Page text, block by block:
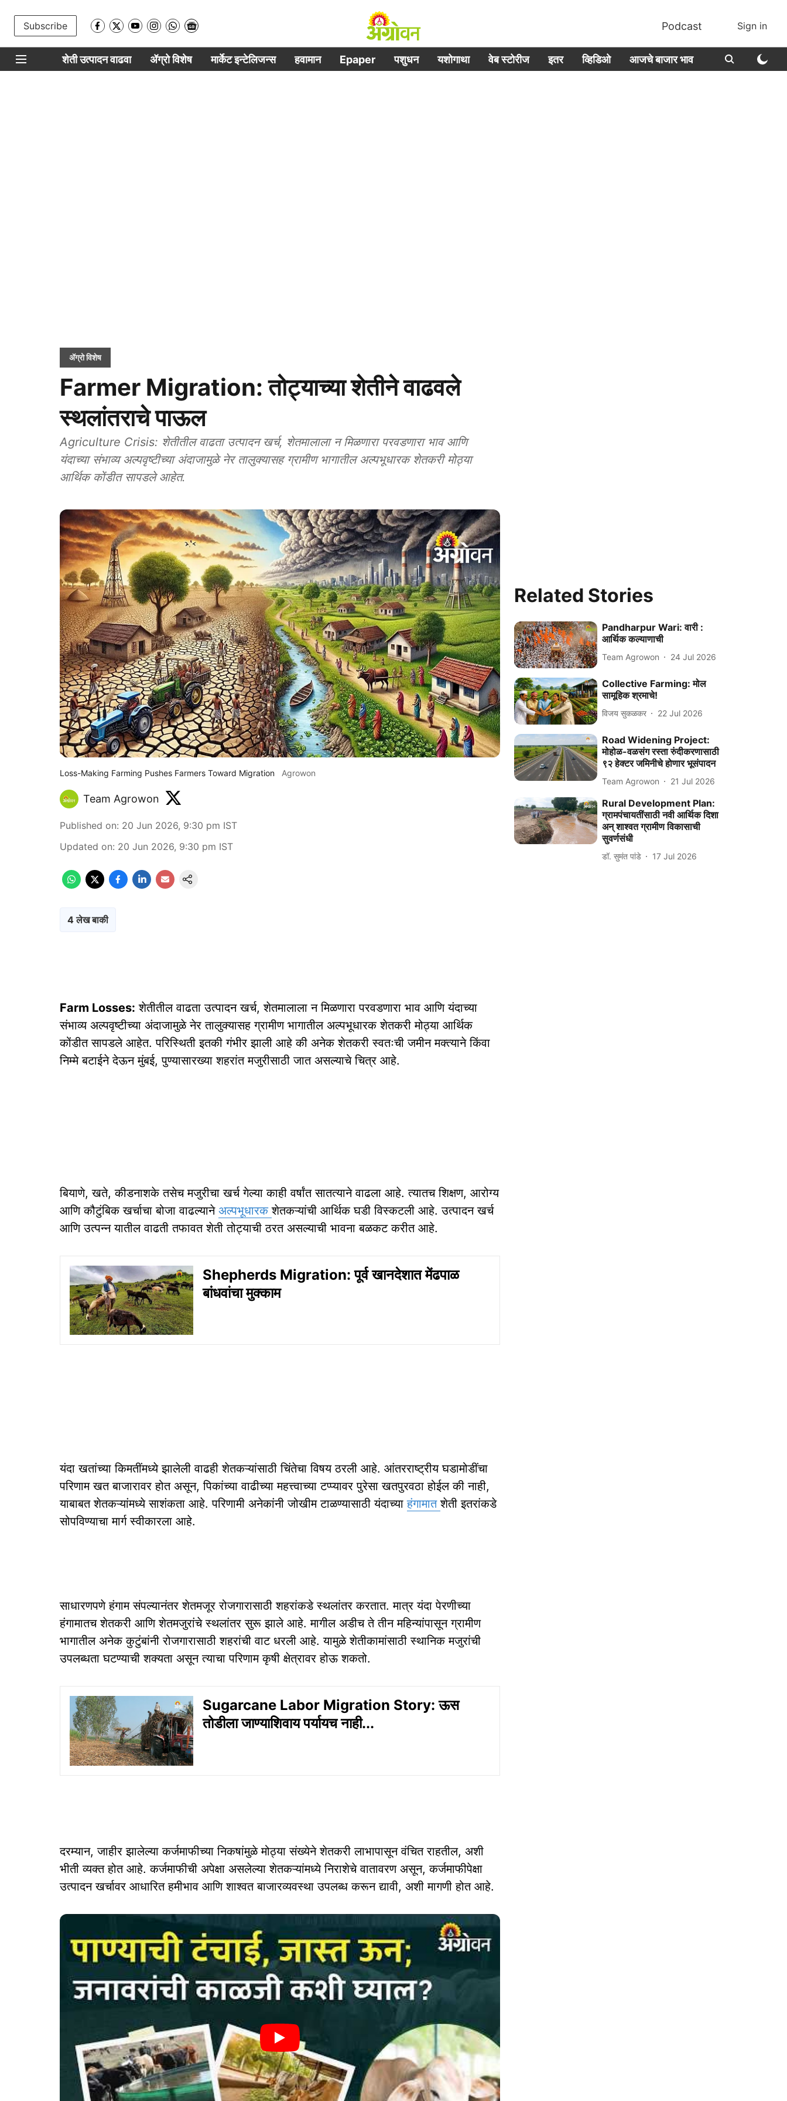
Subscribe Podcast Sign in
शेती उत्पादन वाढवा ॲग्रो विशेष मार्केट इन्टेलिजन्स हवामान Epaper पशुधन यशोगाथा वेब स्टोरीज इतर व्हिडिओ आजचे बाजार भाव
ॲग्रो विशेष
Farmer Migration: तोट्याच्या शेतीने वाढवले
स्थलांतराचे पाऊल
Agriculture Crisis: शेतीतील वाढता उत्पादन खर्च, शेतमालाला न मिळणारा परवडणारा भाव आणि
यंदाच्या संभाव्य अल्पवृष्टीच्या अंदाजामुळे नेर तालुक्यासह ग्रामीण भागातील अल्पभूधारक शेतकरी मोठ्या
आर्थिक कोंडीत सापडले आहेत.
Loss-Making Farming Pushes Farmers Toward Migration Agrowon
Team Agrowon
Published on: 20 Jun 2026, 9:30 pm IST
Updated on: 20 Jun 2026, 9:30 pm IST
4 लेख बाकी
Farm Losses: शेतीतील वाढता उत्पादन खर्च, शेतमालाला न मिळणारा परवडणारा भाव आणि यंदाच्या
संभाव्य अल्पवृष्टीच्या अंदाजामुळे नेर तालुक्यासह ग्रामीण भागातील अल्पभूधारक शेतकरी मोठ्या आर्थिक
कोंडीत सापडले आहेत. परिस्थिती इतकी गंभीर झाली आहे की अनेक शेतकरी स्वतःची जमीन मक्त्याने किंवा
निम्मे बटाईने देऊन मुंबई, पुण्यासारख्या शहरांत मजुरीसाठी जात असल्याचे चित्र आहे.
बियाणे, खते, कीडनाशके तसेच मजुरीचा खर्च गेल्या काही वर्षांत सातत्याने वाढला आहे. त्यातच शिक्षण, आरोग्य
आणि कौटुंबिक खर्चाचा बोजा वाढल्याने अल्पभूधारकशेतकऱ्यांची आर्थिक घडी विस्कटली आहे. उत्पादन खर्च
आणि उत्पन्न यातील वाढती तफावत शेती तोट्याची ठरत असल्याची भावना बळकट करीत आहे.
Shepherds Migration: पूर्व खानदेशात मेंढपाळ
बांधवांचा मुक्काम
यंदा खतांच्या किमतींमध्ये झालेली वाढही शेतकऱ्यांसाठी चिंतेचा विषय ठरली आहे. आंतरराष्ट्रीय घडामोडींचा
परिणाम खत बाजारावर होत असून, पिकांच्या वाढीच्या महत्त्वाच्या टप्प्यावर पुरेसा खतपुरवठा होईल की नाही,
याबाबत शेतकऱ्यांमध्ये साशंकता आहे. परिणामी अनेकांनी जोखीम टाळण्यासाठी यंदाच्याहंगामातशेती इतरांकडे
सोपविण्याचा मार्ग स्वीकारला आहे.
साधारणपणे हंगाम संपल्यानंतर शेतमजूर रोजगारासाठी शहरांकडे स्थलांतर करतात. मात्र यंदा पेरणीच्या
हंगामातच शेतकरी आणि शेतमजुरांचे स्थलांतर सुरू झाले आहे. मागील अडीच ते तीन महिन्यांपासून ग्रामीण
भागातील अनेक कुटुंबांनी रोजगारासाठी शहरांची वाट धरली आहे. यामुळे शेतीकामांसाठी स्थानिक मजुरांची
उपलब्धता घटण्याची शक्यता असून त्याचा परिणाम कृषी क्षेत्रावर होऊ शकतो.
Sugarcane Labor Migration Story: ऊस
तोडीला जाण्याशिवाय पर्यायच नाही...
दरम्यान, जाहीर झालेल्या कर्जमाफीच्या निकषांमुळे मोठ्या संख्येने शेतकरी लाभापासून वंचित राहतील, अशी
भीती व्यक्त होत आहे. कर्जमाफीची अपेक्षा असलेल्या शेतकऱ्यांमध्ये निराशेचे वातावरण असून, कर्जमाफीपेक्षा
उत्पादन खर्चावर आधारित हमीभाव आणि शाश्वत बाजारव्यवस्था उपलब्ध करून द्यावी, अशी मागणी होत आहे.
Related Stories
Pandharpur Wari: वारी :
आर्थिक कल्याणाची
Team Agrowon 24 Jul 2026
Collective Farming: मोल
सामूहिक श्रमाचे!
विजय सुकळकर 22 Jul 2026
Road Widening Project:
मोहोळ-वळसंग रस्ता रुंदीकरणासाठी
९२ हेक्टर जमिनीचे होणार भूसंपादन
Team Agrowon 21 Jul 2026
Rural Development Plan:
ग्रामपंचायतींसाठी नवी आर्थिक दिशा
अन्‌ शाश्‍वत ग्रामीण विकासाची
सुवर्णसंधी
डॉ. सुमंत पांडे 17 Jul 2026